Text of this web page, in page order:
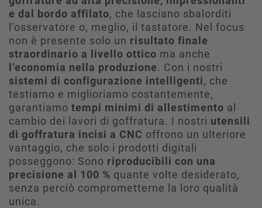
e dal bordo affilato, che lasciano sbalorditi
l’osservatore o, meglio, il tastatore. Nel focus
non è presente solo un risultato finale
straordinario a livello ottico ma anche
l’economia nella produzione. Con i nostri
sistemi di configurazione intelligenti, che
testiamo e miglioriamo costantemente,
garantiamo tempi minimi di allestimento al
cambio dei lavori di goffratura. I nostri utensili
di goffratura incisi a CNC offrono un ulteriore
vantaggio, che solo i prodotti digitali
posseggono: Sono riproducibili con una
precisione al 100 % quante volte desiderato,
senza perciò comprometterne la loro qualità
unica.